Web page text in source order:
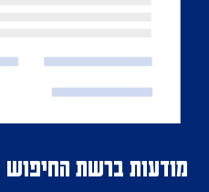
מודעות ברשת החיפוש